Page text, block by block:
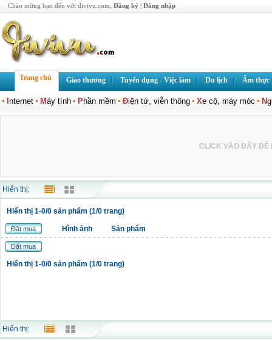
Chào mừng bạn đến với divivu.com, Đăng ký | Đăng nhập
Trang chủ Giao thương Tuyển dụng - Việc làm Du lịch Ẩm thực
nternet Máy tính Phần mềm Điện tử, viễn thông Xe cộ, máy móc N
CLICK VÀO ĐÂY ĐỂ
Hiển thị:
Hiển thị 1-0/0 sản phẩm (1/0 trang)
Đặt mua Hình ảnh Sản phẩm
Đặt mua
Hiển thị 1-0/0 sản phẩm (1/0 trang)
Hiển thị: